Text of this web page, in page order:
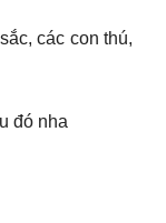
các con thú,
đó nha